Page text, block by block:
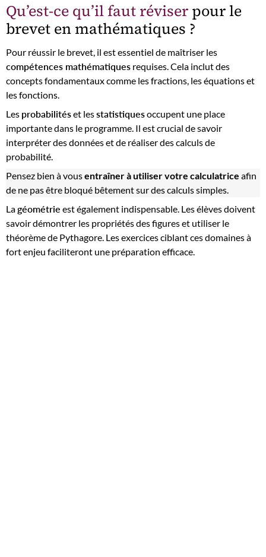
Qu’est-ce qu’il faut réviser pour le
brevet en mathématiques ?
Pour réussir le brevet, il est essentiel de maîtriser les
compétences mathématiques requises. Cela inclut des
concepts fondamentaux comme les fractions, les équations et
les fonctions.
Les probabilitéset lesstatistiquesoccupent une place
importante dans le programme. Il est crucial de savoir
interpréter des données et de réaliser des calculs de
probabilité.
Pensez bien à vousentraîner à utiliser votre calculatrice afin
de ne pas être bloqué bêtement sur des calculs simples.
Lagéométrie est également indispensable. Les élèves doivent
savoir démontrer les propriétés des figures et utiliser le
théorème de Pythagore. Les exercices ciblant ces domaines à
fort enjeu faciliteront une préparation efficace.